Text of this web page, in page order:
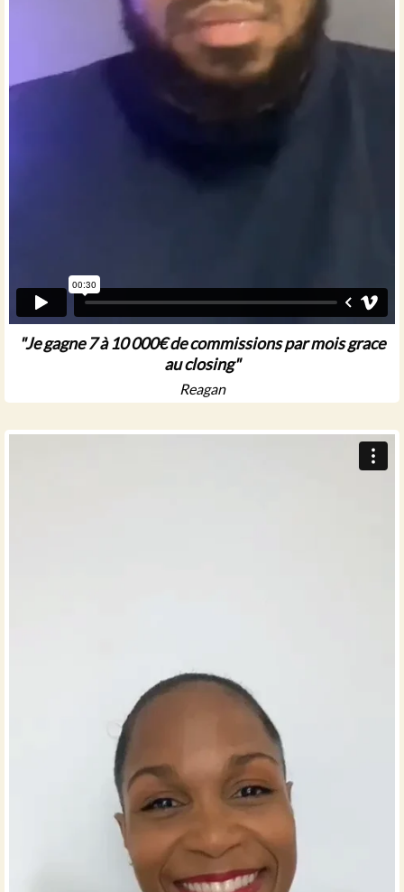
"Je gagne 7 à 10 000€ de commissions par mois grace
au closing"
Reagan